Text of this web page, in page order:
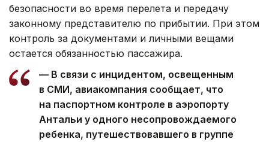
безопасности во время перелета и передачу
законному представителю по прибытии. При этом
контроль за документами и личными вещами
остается обязанностью пассажира.
— В связи с инцидентом, освещенным
в СМИ, авиакомпания сообщает, что
на паспортном контроле в аэропорту
Антальи у одного несопровождаемого
ребенка, путешествовавшего в группе